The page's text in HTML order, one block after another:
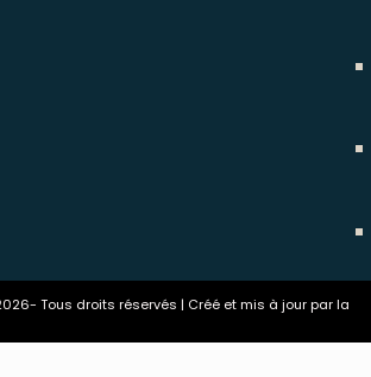
Tous droits réservés | Créé et mis à jour par la